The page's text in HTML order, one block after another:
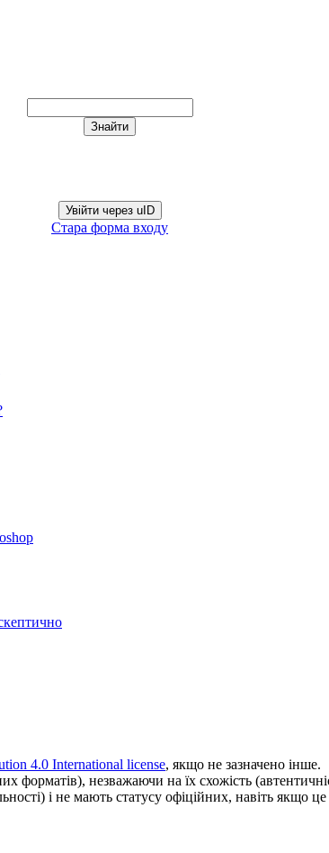
Увійти через uID
Стара форма входу
4.0 International license, якщо не зазначено інше.
форматів), незважаючи на їх схожість
і не мають статусу офіційних, навіть якщо це